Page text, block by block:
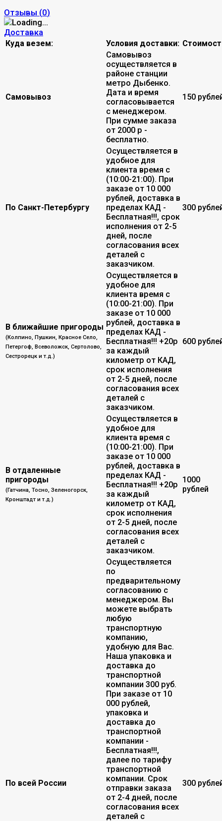
Отзывы (0)
Доставка
Куда везем: Условия доставки:
Самовывоз
Самовывоз
осуществляется в
районе станции
метро Дыбенко.
Дата и время
согласовывается
с менеджером.
При сумме заказа
от 2000 р -
бесплатно.
150
По Санкт-Петербургу
Осуществляется в
удобное для
клиента время с
(10:00-21:00). При
заказе от 10 000
рублей, доставка в
пределах КАД -
Бесплатная!!!, срок
исполнения от 2-5
дней, после
согласования всех
деталей с
заказчиком.
300
В ближайшие пригороды
(Колпино, Пушкин, Красное Село,
Петергоф, Всеволожск, Сертолово,
Сестрорецк и т.д.)
Осуществляется в
удобное для
клиента время с
(10:00-21:00). При
заказе от 10 000
рублей, доставка в
пределах КАД -
Бесплатная!!! +20р
за каждый
километр от КАД,
срок исполнения
от 2-5 дней, после
согласования всех
деталей с
заказчиком.
600
В отдаленные
пригороды
(Гатчина, Тосно, Зеленогорск,
Кронштадт и т.д.)
Осуществляется в
удобное для
клиента время с
(10:00-21:00). При
заказе от 10 000
рублей, доставка в
пределах КАД -
Бесплатная!!! +20р
за каждый
километр от КАД,
срок исполнения
от 2-5 дней, после
согласования всех
деталей с
заказчиком.
1000
рублей
По всей России
Осуществляется
по
предварительному
согласованию с
менеджером. Вы
можете выбрать
любую
транспортную
компанию,
удобную для Вас.
Наша упаковка и
доставка до
транспортной
компании 300 руб.
При заказе от 10
000 рублей,
упаковка и
доставка до
транспортной
компании -
Бесплатная!!!,
далее по тарифу
транспортной
компании. Срок
отправки заказа
от 2-4 дней, после
согласования всех
деталей с
300